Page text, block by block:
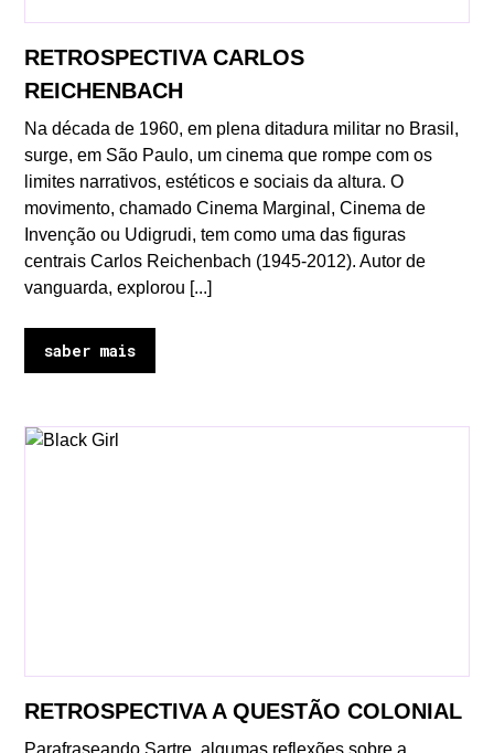
RETROSPECTIVA CARLOS
REICHENBACH
Na década de 1960, em plena ditadura militar no Brasil,
surge, em São Paulo, um cinema que rompe com os
limites narrativos, estéticos e sociais da altura. O
movimento, chamado Cinema Marginal, Cinema de
Invenção ou Udigrudi, tem como uma das figuras
centrais Carlos Reichenbach (1945-2012). Autor de
vanguarda, explorou [...]
saber mais
RETROSPECTIVA A QUESTÃO COLONIAL
Parafraseando Sartre, algumas reflexões sobre a